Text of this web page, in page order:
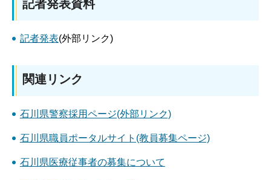
記者発表資料
記者発表(外部リンク)
関連リンク
石川県警察採用ページ(外部リンク)
石川県職員ポータルサイト(教員募集ページ)
石川県医療従事者の募集について